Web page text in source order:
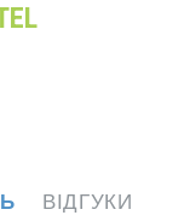
ВІДГУКИ